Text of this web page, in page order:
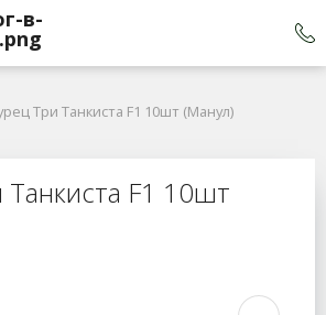
Три Танкиста F1 10шт (Манул)
F1 10шт